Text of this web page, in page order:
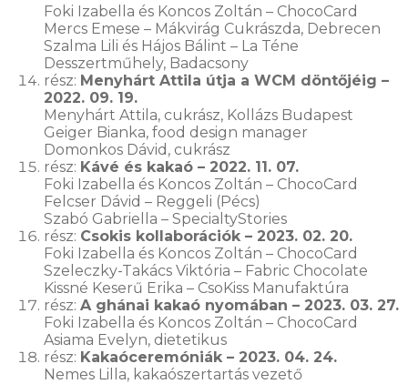
Foki Izabella és Koncos Zoltán – ChocoCard
Mercs Emese – Mákvirág Cukrászda, Debrecen
Szalma Lili és Hájos Bálint – La Téne
Desszertműhely, Badacsony
rész: Menyhárt Attila útja a WCM döntőjéig –
2022. 09. 19.
Menyhárt Attila, cukrász, Kollázs Budapest
Geiger Bianka, food design manager
Domonkos Dávid, cukrász
rész: Kávé és kakaó – 2022. 11. 07.
Foki Izabella és Koncos Zoltán – ChocoCard
Felcser Dávid – Reggeli (Pécs)
Szabó Gabriella – SpecialtyStories
rész: Csokis kollaborációk – 2023. 02. 20.
Foki Izabella és Koncos Zoltán – ChocoCard
Szeleczky-Takács Viktória – Fabric Chocolate
Kissné Keserű Erika – CsoKiss Manufaktúra
rész: A ghánai kakaó nyomában – 2023. 03. 27.
Foki Izabella és Koncos Zoltán – ChocoCard
Asiama Evelyn, dietetikus
rész: Kakaóceremóniák – 2023. 04. 24.
Nemes Lilla, kakaószertartás vezető